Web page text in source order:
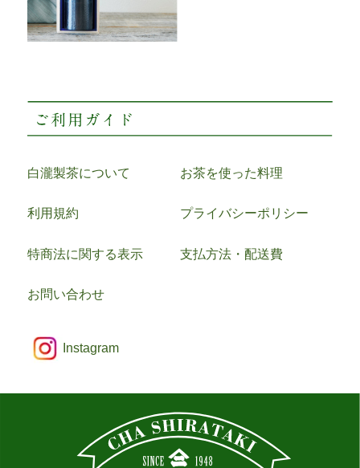
白瀧製茶について お茶を使った料理
利用規約 プライバシーポリシー
特商法に関する表示 支払方法・配送費
お問い合わせ
Instagram